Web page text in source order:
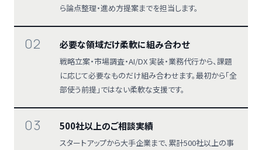
ら論点整理・進め方提案までを担当します。
02 必要な領域だけ柔軟に組み合わせ
戦略立案・市場調査・AI/DX 実装・業務代行から、課題
に応じて必要なものだけ組み合わせます。最初から「全
部使う前提」ではない柔軟な支援です。
03 500社以上のご相談実績
スタートアップから大手企業まで、累計500社以上の事